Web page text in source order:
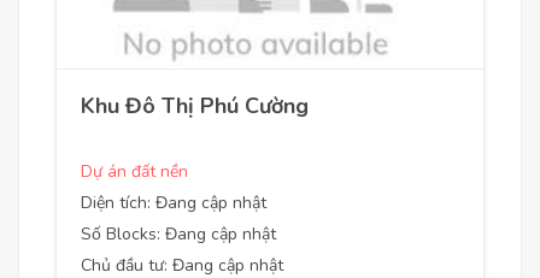
Khu Đô Thị Phú Cường
Dự án đất nền
Diện tích: Đang cập nhật
Số Blocks: Đang cập nhật
Chủ đầu tư: Đang cập nhật